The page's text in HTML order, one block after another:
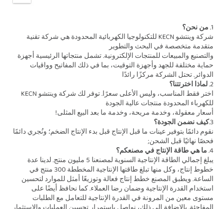
1. من نحن؟
متقدمة متخصصة في البحث والتطوير
الدوائر. تحتل الشركة مركزًا رائدًا
2. لماذا اخترتتنا؟
للكهرباء المحدودة منتجات عالية الجودة
أسعار معقولة، وخدمة مريحة، وخدمة ما بعد البيع المثلى!
3.كيف نضمن الجودة؟
فحصًا نهائيًا قبل الشحن;
4. ما هي طاقة الإنتاج في مصنعكم؟